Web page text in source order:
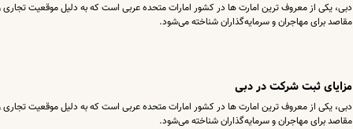
دبی، یکی از معروف ترین امارت ها در کشور امارات متحده عربی است که به دلیل موقعیت تجاری
مقاصد برای مهاجران و سرمایه‌گذاران شناخته می‌شود.
مزایای ثبت شرکت در دبی
دبی، یکی از معروف ترین امارت ها در کشور امارات متحده عربی است که به دلیل موقعیت تجاری
مقاصد برای مهاجران و سرمایه‌گذاران شناخته می‌شود.